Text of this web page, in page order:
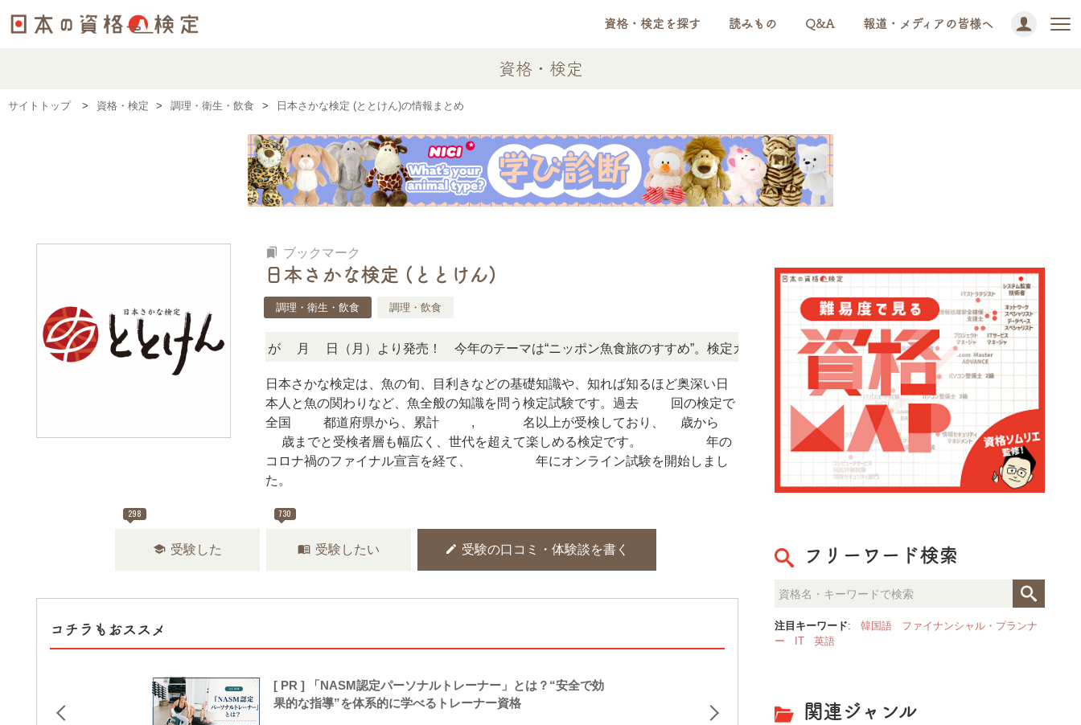
資格・検定を探す 読みもの Q&A 報道・メディアの皆様へ
資格・検定
サイトトップ 資格・検定 調理・衛生・飲食 日本さかな検定 (ととけん)の情報まとめ
bookmarks ブックマーク
日本さかな検定 (ととけん)
調理・衛生・飲食 調理・飲食
年ととけん公式ガイドブック』が7月1日（月）より発売！ 今年のテーマは“ニッポン魚食旅のすすめ”。検定ガイドとしてはもちろん、旅の行き先ガイド、旅のおともにして
日本さかな検定は、魚の旬、目利きなどの基礎知識や、知れば知るほど奥深い日
本人と魚の関わりなど、魚全般の知識を問う検定試験です。過去14回の検定で
全国47都道府県から、累計32,000名以上が受検しており、5歳から8
9歳までと受検者層も幅広く、世代を超えて楽しめる検定です。2021年の
コロナ禍のファイナル宣言を経て、2022年にオンライン試験を開始しまし
た。
298
school 受験した
730
menu_book 受験したい edit 受験の口コミ・体験談を書く
コチラもおススメ
[ PR ] 「NASM認定パーソナルトレーナー」とは？“安全で効
果的な指導”を体系的に学べるトレーナー資格
フリーワード検索
注目キーワード: 韓国語
ファイナンシャル・プランナ
ー
IT 英語
関連ジャンル